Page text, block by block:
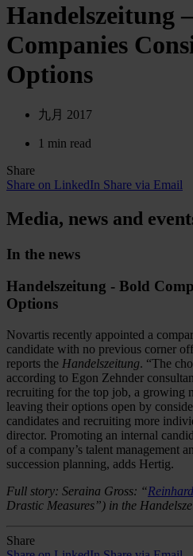
Handelszeitung
Companies
Options
九月 2017
1 min read
Share
Share on LinkedIn Share via Email
Media, news and
In the news
Handelszeitung - Bold
Options
Novartis recently appointed a
candidate with no previous corner
reports the Handelszeitung. “The
according to Egon Zehnder
recruiting for the top job, a growing
leaving their options open by
candidates and recruiting more
director. Promoting an internal
of a company’s talent management
succession planning, adds Hertig.
Full story: Seraina Gross: “
Drastic Measures”) in the
Share